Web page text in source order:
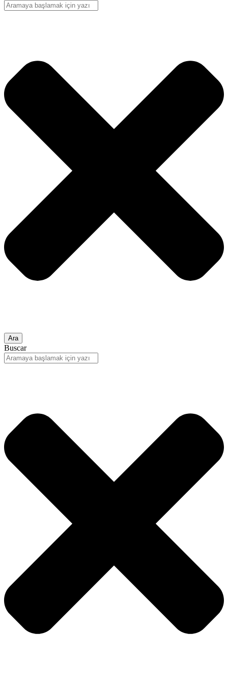
Ara
Buscar